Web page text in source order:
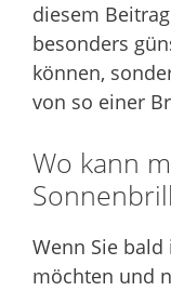
diesem
besonders
können,
von so einer
Wo kann
Wenn Sie
möchten und